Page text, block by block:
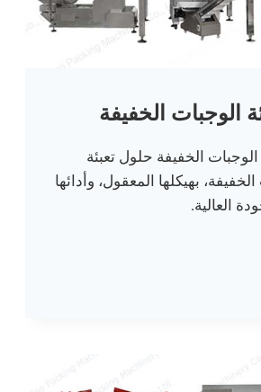
الوجبات الخفيفة
الوجبات الخفيفة حلول تعبئة
بهيكلها المعقول، وأدائها
العالية.